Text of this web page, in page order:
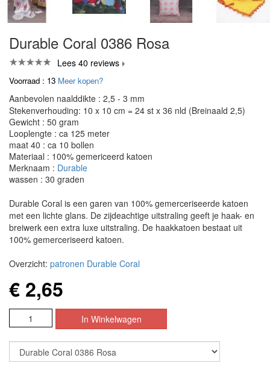
Durable Coral 0386 Rosa
Lees 40 reviews
Voorraad : 13 Meer kopen?
Aanbevolen naalddikte : 2,5 - 3 mm
Stekenverhouding: 10 x 10 cm = 24 st x 36 nld (Breinaald 2,5)
Gewicht : 50 gram
Looplengte : ca 125 meter
maat 40 : ca 10 bollen
Materiaal : 100% gemericeerd katoen
Merknaam : Durable
wassen : 30 graden
Durable Coral is een garen van 100% gemerceriseerde katoen
met een lichte glans. De zijdeachtige uitstraling geeft je haak- en
breiwerk een extra luxe uitstraling. De haakkatoen bestaat uit
100% gemerceriseerd katoen.
Overzicht: patronen Durable Coral
€ 2,65